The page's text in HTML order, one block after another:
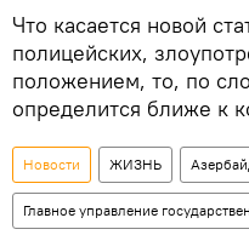
Что касается новой
полицейских,
положением, то, по
определится ближе к
Новости ЖИЗНЬ